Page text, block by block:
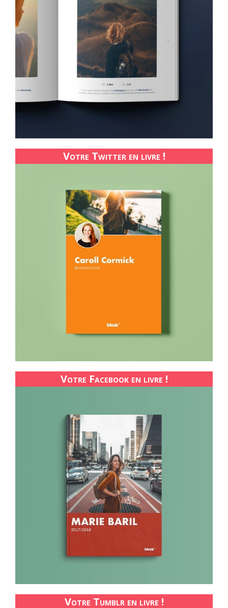
Votre Twitter en livre !
Votre Facebook en livre !
Votre Tumblr en livre !